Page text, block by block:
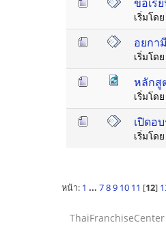
เริ่มโดย
อยกา
เริ่มโดย
หลักสู
เริ่มโดย
เปิดอ
เริ่มโดย
หน้า: 1 ... 7 8 9 10 11 [12]